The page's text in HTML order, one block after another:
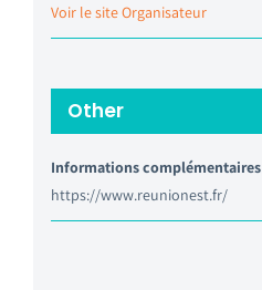
Voir le site Organisateur
Other
Informations complémentaires
https://www.reunionest.fr/